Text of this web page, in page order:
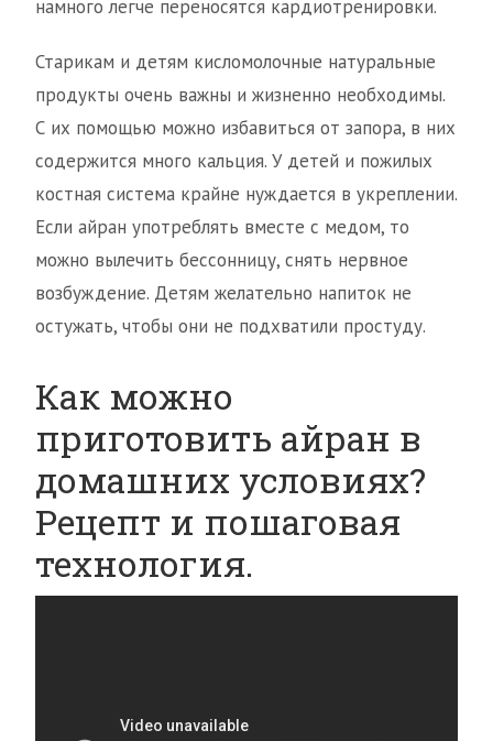
намного легче переносятся кардиотренировки.
Старикам и детям кисломолочные натуральные
продукты очень важны и жизненно необходимы.
С их помощью можно избавиться от запора, в них
содержится много кальция. У детей и пожилых
костная система крайне нуждается в укреплении.
Если айран употреблять вместе с медом, то
можно вылечить бессонницу, снять нервное
возбуждение. Детям желательно напиток не
остужать, чтобы они не подхватили простуду.
Как можно
приготовить айран в
домашних условиях?
Рецепт и пошаговая
технология.